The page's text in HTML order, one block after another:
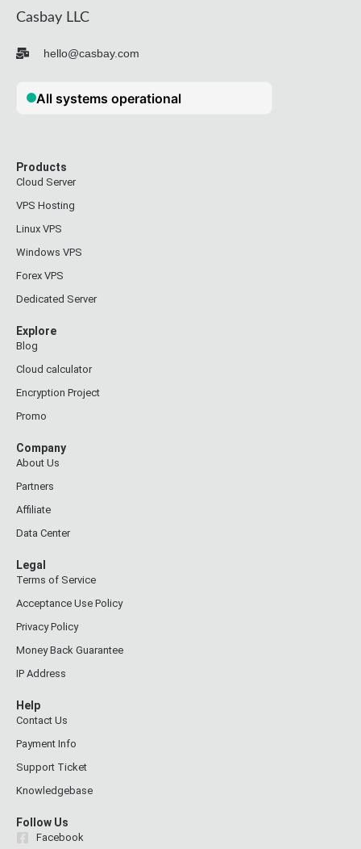
Casbay LLC
hello@casbay.com
Products
Cloud Server
VPS Hosting
Linux VPS
Windows VPS
Forex VPS
Dedicated Server
Explore
Blog
Cloud calculator
Encryption Project
Promo
Company
About Us
Partners
Affiliate
Data Center
Legal
Terms of Service
Acceptance Use Policy
Privacy Policy
Money Back Guarantee
IP Address
Help
Contact Us
Payment Info
Support Ticket
Knowledgebase
Follow Us
Facebook